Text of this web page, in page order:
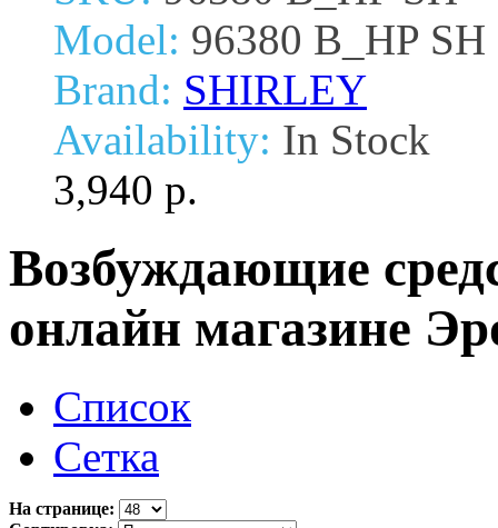
Model: 96380 B_HP SH
Brand: SHIRLEY
Availability: In Stock
3,940 р.
Возбуждающие
онлайн магазине
Список
Сетка
На странице: